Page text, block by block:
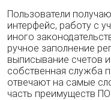
Пользователи
интерфейс, работу с
иного
ручное заполнение
выписывание счетов
собственная служба
отвечают на самые
часть преимуществ ПО